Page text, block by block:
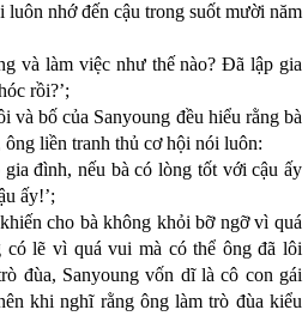
luôn nhớ đến cậu trong suốt mười năm
và làm việc như thế nào? Đã lập gia
rồi?’;
và bố của Sanyoung đều hiểu rằng bà
liền tranh thủ cơ hội nói luôn:
gia đình, nếu bà có lòng tốt với cậu ấy
ấy!’;
cho bà không khỏi bỡ ngỡ vì quá
có lẽ vì quá vui mà có thể ông đã lôi
đùa, Sanyoung vốn dĩ là cô con gái
khi nghĩ rằng ông làm trò đùa kiểu